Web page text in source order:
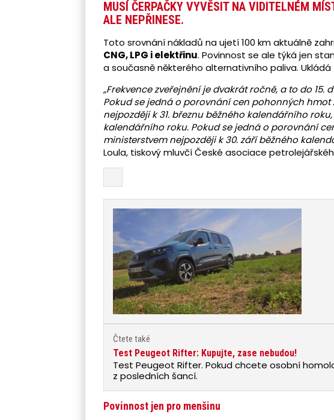
MUSÍ ČERPAČKY VYVĚSIT NA VIDITELNÉM
ALE NEPŘINESE.
Toto srovnání nákladů na ujetí 100 km aktuálně
CNG, LPG i elektřinu. Povinnost se ale týká jen
a současně některého alternativního paliva.
„Frekvence zveřejnění je dvakrát ročně, a to do
Pokud se jedná o porovnání cen pohonných hmot
nejpozději k 31. březnu běžného kalendářního
kalendářního roku. Pokud se jedná o porovnání
ministerstvem nejpozději k 30. září běžného
Loula, tiskový mluvčí České asociace
Čtete také
Test Peugeot Rifter: Kupujte, zase nebudou!
Test Peugeot Rifter. Pokud chcete osobní
z posledních šancí.
Povinnost jen pro menšinu